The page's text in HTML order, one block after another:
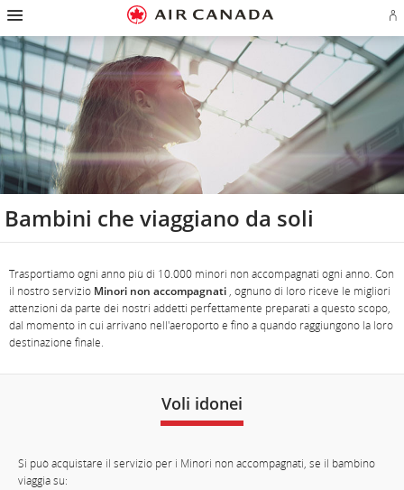
Salti
homepage
Salta
navigazione
principale
Salta
contenuto
Salti
campo
di
ricerca
Salta
link
a
piè
di
pagina
Salta
mappa
del
sito
Salta
sezione
contatti
o
un
Bambini che viaggiano da soli
Trasportiamo ogni anno più di 10.000 minori non accompagnati ogni anno. Con
il nostro servizio Minori non accompagnati , ognuno di loro riceve le migliori
attenzioni da parte dei nostri addetti perfettamente preparati a questo scopo,
dal momento in cui arrivano nell'aeroporto e fino a quando raggiungono la loro
destinazione finale.
Voli idonei
Si può acquistare il servizio per i Minori non accompagnati, se il bambino
viaggia su: